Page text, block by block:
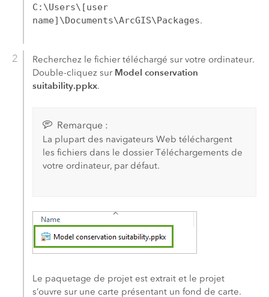
C:\Users\[user
name]\Documents\ArcGIS\Packages.
Recherchez le fichier téléchargé sur votre ordinateur.
Double-cliquez sur Model conservation
suitability.ppkx.
Remarque :
La plupart des navigateurs Web téléchargent
les fichiers dans le dossier Téléchargements de
votre ordinateur, par défaut.
Le paquetage de projet est extrait et le projet
s’ouvre sur une carte présentant un fond de carte.